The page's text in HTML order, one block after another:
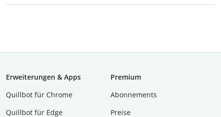
Erweiterungen & Apps
Quillbot für Chrome
Quillbot für Edge
Premium
Abon­ne­ments
Preise